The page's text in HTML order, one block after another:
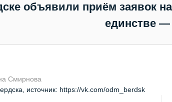
объявили приём заявок
единстве
Смирнова
источник: https://vk.com/odm_berdsk